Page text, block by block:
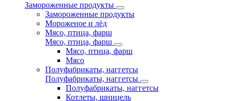
Замороженные продукты
Замороженные продукты
Мороженое и лёд
Мясо, птица, фарш
Мясо, птица, фарш
Мясо, птица, фарш
Мясо
Полуфабрикаты, наггетсы
Полуфабрикаты, наггетсы
Полуфабрикаты, наггетсы
Котлеты, шницель